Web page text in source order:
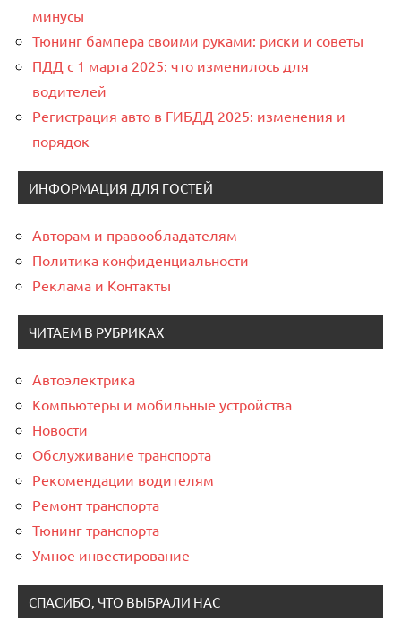
минусы
Тюнинг бампера своими руками: риски и советы
ПДД с 1 марта 2025: что изменилось для
водителей
Регистрация авто в ГИБДД 2025: изменения и
порядок
ИНФОРМАЦИЯ ДЛЯ ГОСТЕЙ
Авторам и правообладателям
Политика конфиденциальности
Реклама и Контакты
ЧИТАЕМ В РУБРИКАХ
Автоэлектрика
Компьютеры и мобильные устройства
Новости
Обслуживание транспорта
Рекомендации водителям
Ремонт транспорта
Тюнинг транспорта
Умное инвестирование
СПАСИБО, ЧТО ВЫБРАЛИ НАС